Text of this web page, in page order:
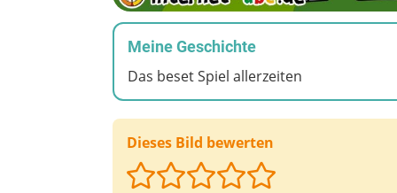
Meine Geschichte
Das beset Spiel allerzeiten
Dieses Bild bewerten